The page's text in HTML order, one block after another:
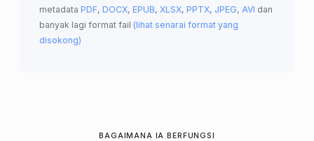
metadata PDF, DOCX, EPUB, XLSX, PPTX, JPEG, AVI dan
banyak lagi format fail (lihat senarai format yang
disokong)
BAGAIMANA IA BERFUNGSI